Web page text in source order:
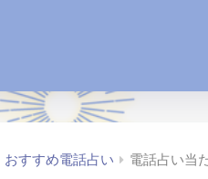
おすすめ電話占い
電話占い当